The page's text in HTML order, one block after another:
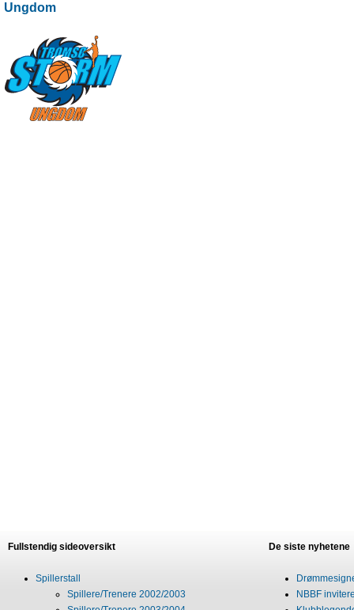
Ungdom
Fullstendig sideoversikt
Spillerstall
Spillere/Trenere 2002/2003
De siste nyhetene
NBBF